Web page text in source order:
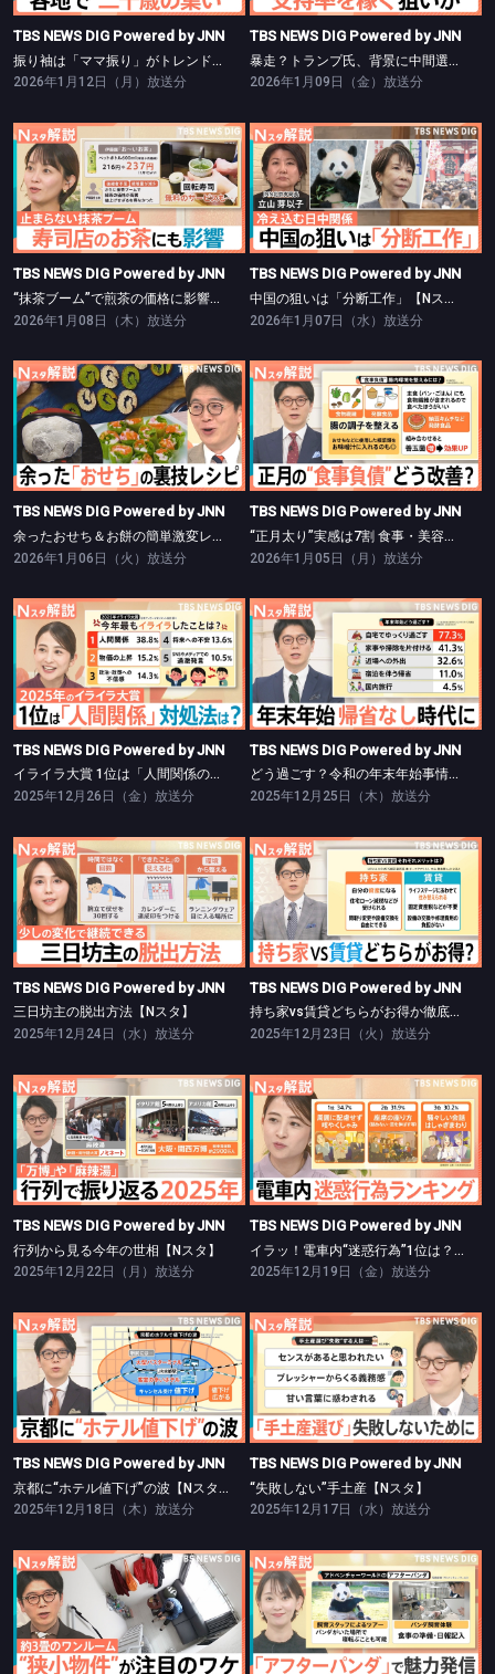
TBS NEWS DIG Powered by JNN
振り袖は「ママ振り」がトレンド【Nスタ】
2026年1月12日（月）放送分
TBS NEWS DIG Powered by JNN
暴走？トランプ氏、背景に中間選挙【Nスタ】
2026年1月09日（金）放送分
TBS NEWS DIG Powered by JNN
“抹茶ブーム”で煎茶の価格に影響が【Nスタ】
TBS NEWS DIG Powered by JNN
“抹茶ブーム”で煎茶の価格に影響が【Nスタ】
2026年1月08日（木）放送分
TBS NEWS DIG Powered by JNN
中国の狙いは「分断工作」【Nスタ】
TBS NEWS DIG Powered by JNN
中国の狙いは「分断工作」【Nスタ】
2026年1月07日（水）放送分
TBS NEWS DIG Powered by JNN
余ったおせち＆お餅の簡単激変レシピ【Nスタ】
TBS NEWS DIG Powered by JNN
余ったおせち＆お餅の簡単激変レシピ【Nスタ】
2026年1月06日（火）放送分
TBS NEWS DIG Powered by JNN
“正月太り”実感は7割 食事・美容負債リセット術【Nスタ】
TBS NEWS DIG Powered by JNN
“正月太り”実感は7割 食事・美容負債リセット術【Nスタ】
2026年1月05日（月）放送分
TBS NEWS DIG Powered by JNN
イライラ大賞 1位は「人間関係のストレス」【Nスタ】
TBS NEWS DIG Powered by JNN
イライラ大賞 1位は「人間関係のストレス」【Nスタ】
2025年12月26日（金）放送分
TBS NEWS DIG Powered by JNN
どう過ごす？令和の年末年始事情【Nスタ】
TBS NEWS DIG Powered by JNN
どう過ごす？令和の年末年始事情【Nスタ】
2025年12月25日（木）放送分
TBS NEWS DIG Powered by JNN
三日坊主の脱出方法【Nスタ】
TBS NEWS DIG Powered by JNN
三日坊主の脱出方法【Nスタ】
2025年12月24日（水）放送分
TBS NEWS DIG Powered by JNN
持ち家vs賃貸どちらがお得か徹底検証【Nスタ】
TBS NEWS DIG Powered by JNN
持ち家vs賃貸どちらがお得か徹底検証【Nスタ】
2025年12月23日（火）放送分
TBS NEWS DIG Powered by JNN
行列から見る今年の世相【Nスタ】
TBS NEWS DIG Powered by JNN
行列から見る今年の世相【Nスタ】
2025年12月22日（月）放送分
TBS NEWS DIG Powered by JNN
イラッ！電車内“迷惑行為”1位は？【Nスタ】
TBS NEWS DIG Powered by JNN
イラッ！電車内“迷惑行為”1位は？【Nスタ】
2025年12月19日（金）放送分
TBS NEWS DIG Powered by JNN
京都に“ホテル値下げ”の波【Nスタ】
TBS NEWS DIG Powered by JNN
京都に“ホテル値下げ”の波【Nスタ】
2025年12月18日（木）放送分
TBS NEWS DIG Powered by JNN
“失敗しない”手土産【Nスタ】
TBS NEWS DIG Powered by JNN
“失敗しない”手土産【Nスタ】
2025年12月17日（水）放送分
TBS NEWS DIG Powered by JNN
家賃高騰で「広さ」を妥協？【Nスタ】
TBS NEWS DIG Powered by JNN
上野パンダ返還で308億円が消滅危機？【Nスタ】